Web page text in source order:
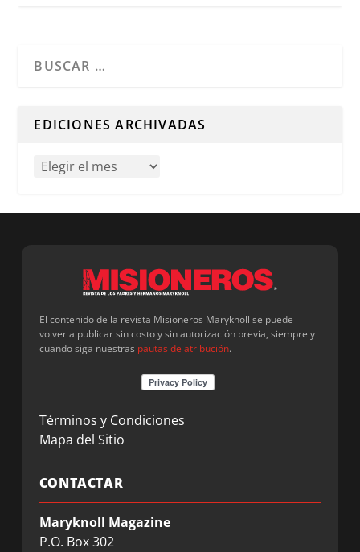
EDICIONES ARCHIVADAS
El contenido de la revista Misioneros Maryknoll se puede
volver a publicar sin costo y sin autorización previa, siempre y
cuando siga nuestras pautas de atribución.
Términos y Condiciones
Mapa del Sitio
CONTACTAR
Maryknoll Magazine
P.O. Box 302